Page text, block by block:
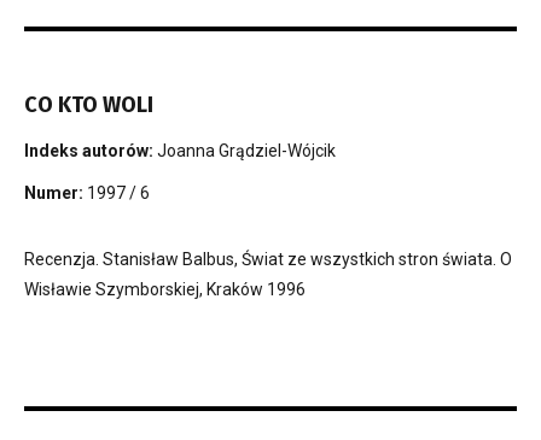
CO KTO WOLI
Indeks autorów: Joanna Grądziel-Wójcik
Numer: 1997 / 6
Recenzja. Stanisław Balbus, Świat ze wszystkich stron świata. O
Wisławie Szymborskiej, Kraków 1996